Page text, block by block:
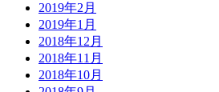
2019年2月
2019年1月
2018年12月
2018年11月
2018年10月